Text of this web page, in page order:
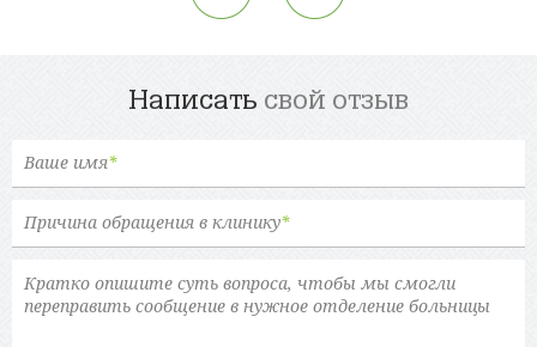
Написать свой отзыв
Ваше имя*
Причина обращения в клинику*